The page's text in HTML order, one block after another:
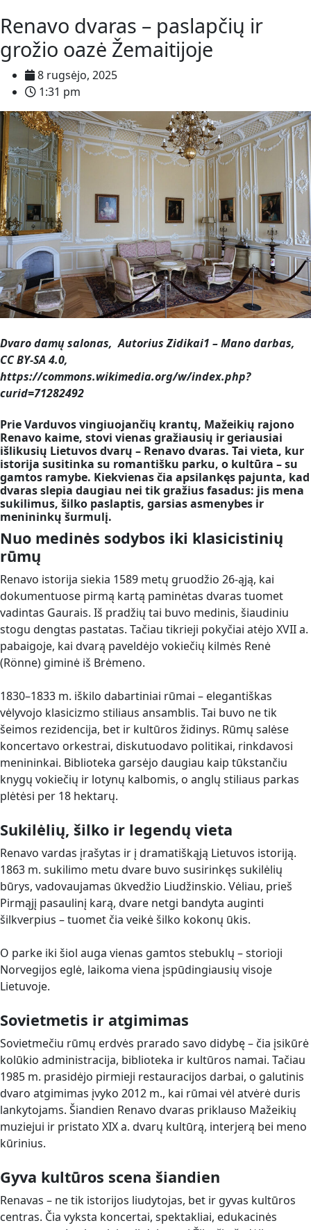
Renavo dvaras – paslapčių ir
grožio oazė Žemaitijoje
8 rugsėjo, 2025
1:31 pm
Dvaro damų salonas, Autorius Zidikai1 – Mano darbas,
CC BY-SA 4.0,
https://commons.wikimedia.org/w/index.php?
curid=71282492
Prie Varduvos vingiuojančių krantų, Mažeikių rajono
Renavo kaime, stovi vienas gražiausių ir geriausiai
išlikusių Lietuvos dvarų – Renavo dvaras. Tai vieta, kur
istorija susitinka su romantišku parku, o kultūra – su
gamtos ramybe. Kiekvienas čia apsilankęs pajunta, kad
dvaras slepia daugiau nei tik gražius fasadus: jis mena
sukilimus, šilko paslaptis, garsias asmenybes ir
menininkų šurmulį.
Nuo medinės sodybos iki klasicistinių
rūmų
Renavo istorija siekia 1589 metų gruodžio 26-ąją, kai
dokumentuose pirmą kartą paminėtas dvaras tuomet
vadintas Gaurais. Iš pradžių tai buvo medinis, šiaudiniu
stogu dengtas pastatas. Tačiau tikrieji pokyčiai atėjo XVII a.
pabaigoje, kai dvarą paveldėjo vokiečių kilmės Renė
(Rönne) giminė iš Brėmeno.
1830–1833 m. iškilo dabartiniai rūmai – elegantiškas
vėlyvojo klasicizmo stiliaus ansamblis. Tai buvo ne tik
šeimos rezidencija, bet ir kultūros židinys. Rūmų salėse
koncertavo orkestrai, diskutuodavo politikai, rinkdavosi
menininkai. Biblioteka garsėjo daugiau kaip tūkstančiu
knygų vokiečių ir lotynų kalbomis, o anglų stiliaus parkas
plėtėsi per 18 hektarų.
Sukilėlių, šilko ir legendų vieta
Renavo vardas įrašytas ir į dramatiškąją Lietuvos istoriją.
1863 m. sukilimo metu dvare buvo susirinkęs sukilėlių
būrys, vadovaujamas ūkvedžio Liudžinskio. Vėliau, prieš
Pirmąjį pasaulinį karą, dvare netgi bandyta auginti
šilkverpius – tuomet čia veikė šilko kokonų ūkis.
O parke iki šiol auga vienas gamtos stebuklų – storioji
Norvegijos eglė, laikoma viena įspūdingiausių visoje
Lietuvoje.
Sovietmetis ir atgimimas
Sovietmečiu rūmų erdvės prarado savo didybę – čia įsikūrė
kolūkio administracija, biblioteka ir kultūros namai. Tačiau
1985 m. prasidėjo pirmieji restauracijos darbai, o galutinis
dvaro atgimimas įvyko 2012 m., kai rūmai vėl atvėrė duris
lankytojams. Šiandien Renavo dvaras priklauso Mažeikių
muziejui ir pristato XIX a. dvarų kultūrą, interjerą bei meno
kūrinius.
Gyva kultūros scena šiandien
Renavas – ne tik istorijos liudytojas, bet ir gyvas kultūros
centras. Čia vyksta koncertai, spektakliai, edukacinės